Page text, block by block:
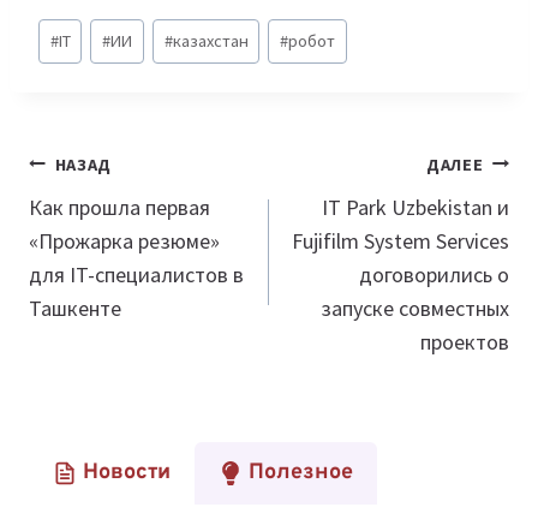
Метки
записи:
#IT #ИИ #казахстан #робот
Навигация
по
записям
НАЗАД
Как прошла первая
«Прожарка резюме»
для IT-специалистов в
Ташкенте
ДАЛЕЕ
IT Park Uzbekistan и
Fujifilm System Services
договорились о
запуске совместных
проектов
Новости Полезное